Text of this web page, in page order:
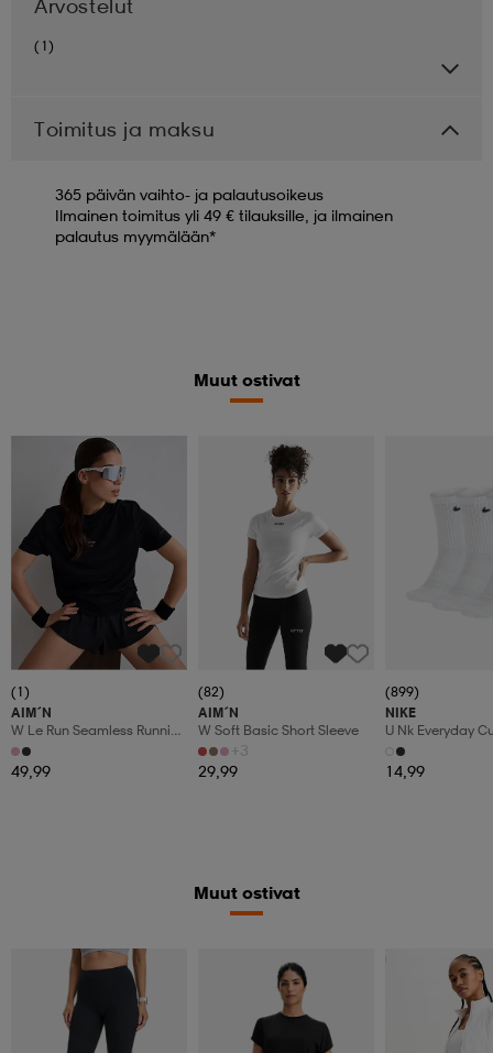
Arvostelut
(1)
Toimitus ja maksu
365 päivän vaihto- ja palautusoikeus
Ilmainen toimitus yli 49 € tilauksille, ja ilmainen
palautus myymälään*
Muut ostivat
(1)
AIM´N
W Le Run Seamless Running
T-Shirt
49,99
(82)
AIM´N
W Soft Basic Short Sleeve
+3
29,99
(899)
NIKE
U Nk Everyday
3pr
14,99
Muut ostivat
Superdeal